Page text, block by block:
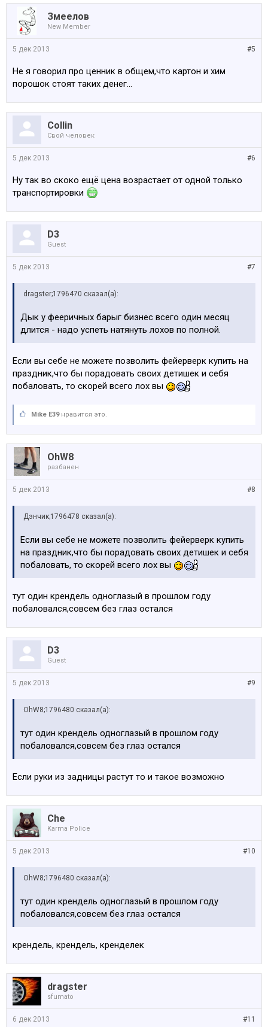
Змеелов
New Member
#5
5 дек 2013
Не я говорил про ценник в общем,что картон и хим
порошок стоят таких денег...
Collin
Свой человек
#6
5 дек 2013
Ну так во скоко ещё цена возрастает от одной только
транспортировки
D3
Guest
#7
5 дек 2013
dragster;1796470 сказал(а):
Дык у фееричных барыг бизнес всего один месяц
длится - надо успеть натянуть лохов по полной.
Если вы себе не можете позволить фейерверк купить на
праздник,что бы порадовать своих детишек и себя
побаловать, то скорей всего лох вы
Mike E39нравится это.
OhW8
разбанен
#8
5 дек 2013
Дэнчик;1796478 сказал(а):
Если вы себе не можете позволить фейерверк купить
на праздник,что бы порадовать своих детишек и себя
побаловать, то скорей всего лох вы
тут один крендель одноглазый в прошлом году
побаловался,совсем без глаз остался
D3
Guest
#9
5 дек 2013
OhW8;1796480 сказал(а):
тут один крендель одноглазый в прошлом году
побаловался,совсем без глаз остался
Если руки из задницы растут то и такое возможно
Che
Karma Police
#10
5 дек 2013
OhW8;1796480 сказал(а):
тут один крендель одноглазый в прошлом году
побаловался,совсем без глаз остался
крендель, крендель, кренделек
dragster
sfumato
#11
6 дек 2013